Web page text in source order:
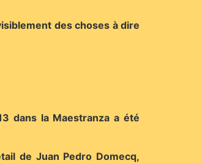
des choses à dire
dans la Maestranza a été
de Juan Pedro Domecq,